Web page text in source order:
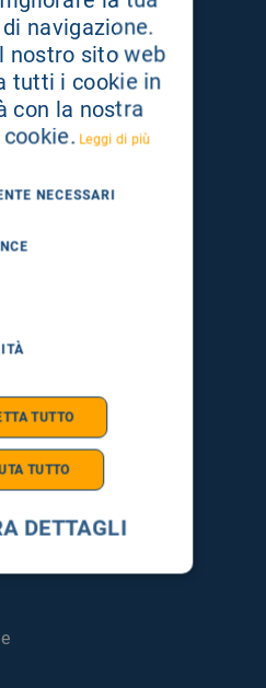
navigazione.
nostro sito web
tutti i cookie in
con la nostra
Leggi di più
NECESSARI
TUTTO
TUTTO
DETTAGLI